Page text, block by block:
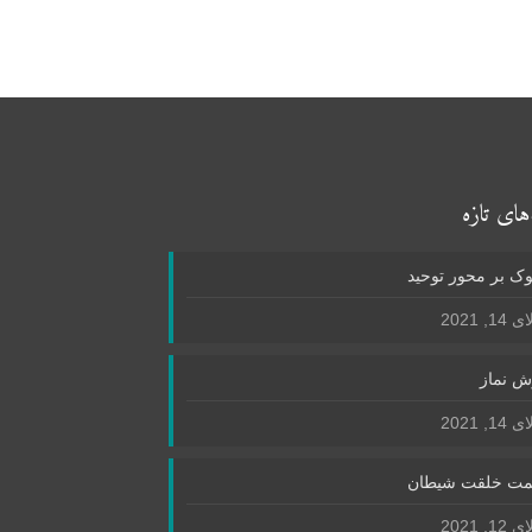
تازه
بر محور توحید
2021
نماز
2021
خلقت شیطان
2021